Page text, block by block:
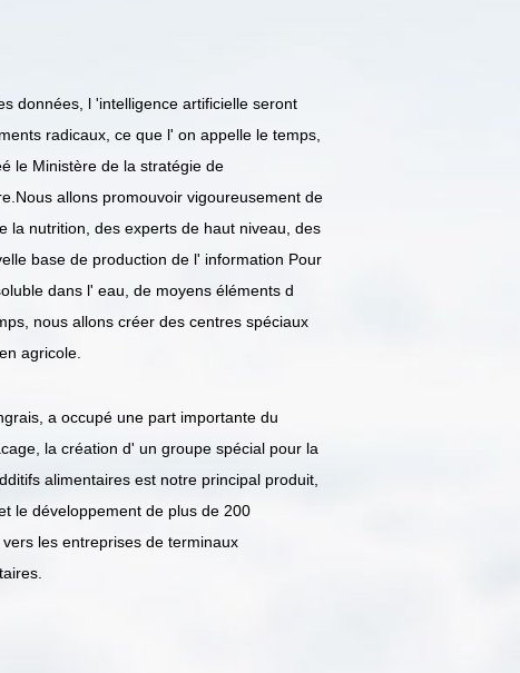
données, l 'intelligence artificielle seront
radicaux, ce que l' on appelle le temps,
le Ministère de la stratégie de
allons promouvoir vigoureusement de
la nutrition, des experts de haut niveau, des
base de production de l' information Pour
dans l' eau, de moyens éléments d
nous allons créer des centres spéciaux
agricole.
a occupé une part importante du
la création d' un groupe spécial pour la
alimentaires est notre principal produit,
le développement de plus de 200
les entreprises de terminaux